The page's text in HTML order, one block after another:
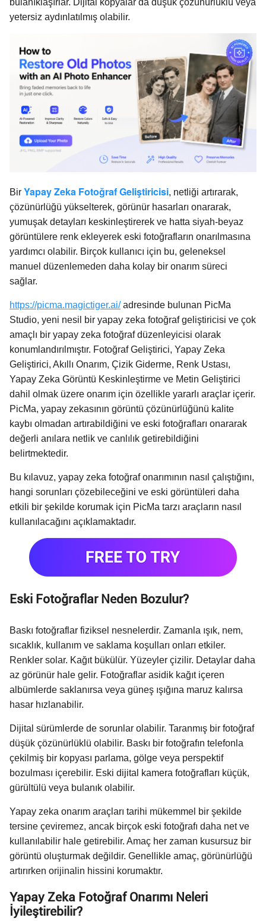
yetersiz aydınlatılmış olabilir.
Bir Yapay Zeka Fotoğraf Geliştiricisi, netliği artırarak,
çözünürlüğü yükselterek, görünür hasarları onararak,
yumuşak detayları keskinleştirerek ve hatta siyah-beyaz
görüntülere renk ekleyerek eski fotoğrafların onarılmasına
yardımcı olabilir. Birçok kullanıcı için bu, geleneksel
manuel düzenlemeden daha kolay bir onarım süreci
sağlar.
https://picma.magictiger.ai/adresinde bulunan PicMa
Studio, yeni nesil bir yapay zeka fotoğraf geliştiricisi ve çok
amaçlı bir yapay zeka fotoğraf düzenleyicisi olarak
konumlandırılmıştır. Fotoğraf Geliştirici, Yapay Zeka
Geliştirici, Akıllı Onarım, Çizik Giderme, Renk Ustası,
Yapay Zeka Görüntü Keskinleştirme ve Metin Geliştirici
dahil olmak üzere onarım için özellikle yararlı araçlar içerir.
PicMa, yapay zekasının görüntü çözünürlüğünü kalite
kaybı olmadan artırabildiğini ve eski fotoğrafları onararak
değerli anılara netlik ve canlılık getirebildiğini
belirtmektedir.
Bu kılavuz, yapay zeka fotoğraf onarımının nasıl çalıştığını,
hangi sorunları çözebileceğini ve eski görüntüleri daha
etkili bir şekilde korumak için PicMa tarzı araçların nasıl
kullanılacağını açıklamaktadır.
Eski Fotoğraflar Neden Bozulur?
Baskı fotoğraflar fiziksel nesnelerdir. Zamanla ışık, nem,
sıcaklık, kullanım ve saklama koşulları onları etkiler.
Renkler solar. Kağıt bükülür. Yüzeyler çizilir. Detaylar daha
az görünür hale gelir. Fotoğraflar asidik kağıt içeren
albümlerde saklanırsa veya güneş ışığına maruz kalırsa
hasar hızlanabilir.
Dijital sürümlerde de sorunlar olabilir. Taranmış bir fotoğraf
düşük çözünürlüklü olabilir. Baskı bir fotoğrafın telefonla
çekilmiş bir kopyası parlama, gölge veya perspektif
bozulması içerebilir. Eski dijital kamera fotoğrafları küçük,
gürültülü veya bulanık olabilir.
Yapay zeka onarım araçları tarihi mükemmel bir şekilde
tersine çeviremez, ancak birçok eski fotoğrafı daha net ve
kullanılabilir hale getirebilir. Amaç her zaman kusursuz bir
görüntü oluşturmak değildir. Genellikle amaç, görünürlüğü
artırırken orijinalin hissini korumaktır.
Yapay Zeka Fotoğraf Onarımı Neleri
İyileştirebilir?